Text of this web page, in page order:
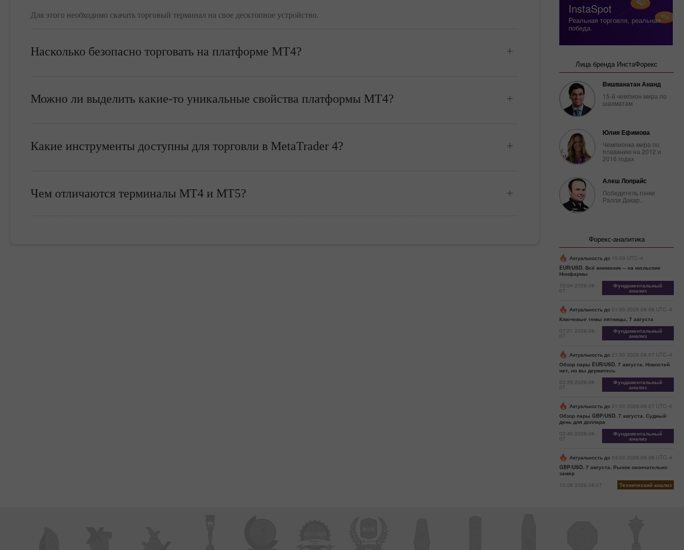
Для этого необходимо скачать торговый терминал на свое десктопное устройство.
Насколько безопасно торговать на платформе МТ4?
Можно ли выделить какие-то уникальные свойства платформы МТ4?
Какие инструменты доступны для торговли в MetaTrader 4?
Чем отличаются терминалы МТ4 и МТ5?
InstaSpot
Реальная торговля, реальная
победа.
Лица бренда ИнстаФорекс
Вишванатан Ананд
15-й чемпион мира по
шахматам
Юлия Ефимова
Чемпионка мира по
плаванию на 2012 и
2016 годах
Алеш Лопрайс
Победитель гонки
Ралли Дакар.
Форекс-аналитика
Актуальность до 10:00 UTC--4
EUR/USD. Всё внимание – на июльские
Нонфармы
10:04 2026-08-
07
Фундаментальный
анализ
Актуальность до 01:00 2026-08-08 UTC--4
Ключевые темы пятницы, 7 августа
07:21 2026-08-
07
Фундаментальный
анализ
Актуальность до 21:00 2026-08-07 UTC--4
Обзор пары EUR/USD. 7 августа. Новостей
нет, но вы держитесь
03:29 2026-08-
07
Фундаментальный
анализ
Актуальность до 21:00 2026-08-07 UTC--4
Обзор пары GBP/USD. 7 августа. Судный
день для доллара
03:49 2026-08-
07
Фундаментальный
анализ
Актуальность до 04:00 2026-08-08 UTC--4
GBP/USD. 7 августа. Рынок окончательно
замер
10:09 2026-08-07
Технический анализ